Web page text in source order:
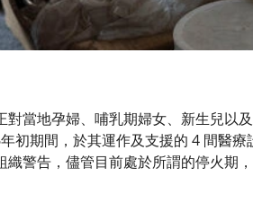
當地孕婦、哺乳期婦女、新生兒以
初期間，於其運作及支援的 4 間醫
警告，儘管目前處於所謂的停火期